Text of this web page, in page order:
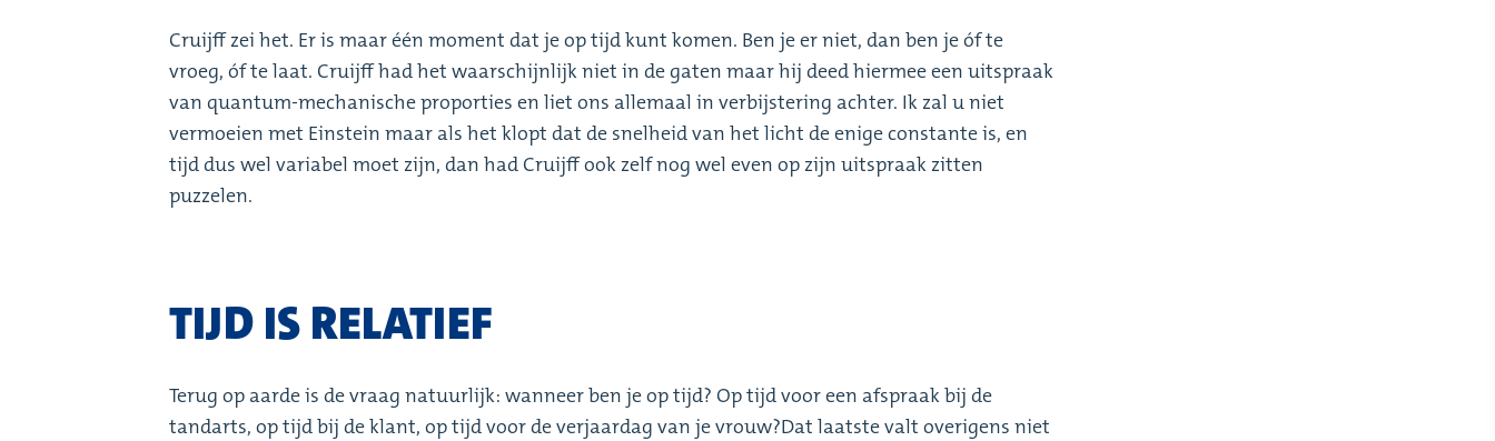
Cruijff zei het. Er is maar één moment dat je op tijd kunt komen. Ben je er niet, dan ben je óf te
vroeg, óf te laat. Cruijff had het waarschijnlijk niet in de gaten maar hij deed hiermee een uitspraak
van quantum-mechanische proporties en liet ons allemaal in verbijstering achter. Ik zal u niet
vermoeien met Einstein maar als het klopt dat de snelheid van het licht de enige constante is, en
tijd dus wel variabel moet zijn, dan had Cruijff ook zelf nog wel even op zijn uitspraak zitten
puzzelen.
TIJD IS RELATIEF
Terug op aarde is de vraag natuurlijk: wanneer ben je op tijd? Op tijd voor een afspraak bij de
tandarts, op tijd bij de klant, op tijd voor de verjaardag van je vrouw?Dat laatste valt overigens niet